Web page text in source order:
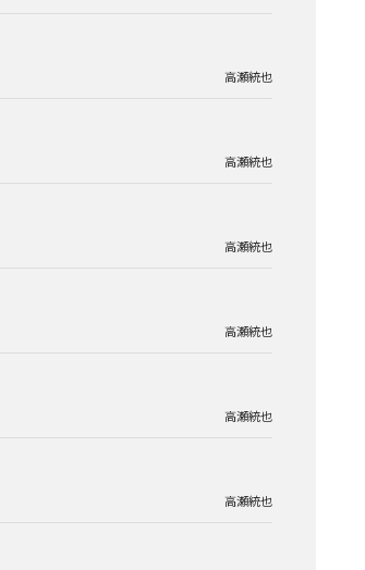
高瀬統也
高瀬統也
高瀬統也
高瀬統也
高瀬統也
高瀬統也